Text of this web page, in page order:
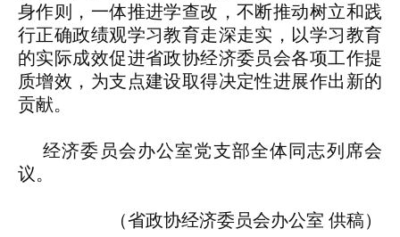
身作则，一体推进学查改，不断推动树立和践
行正确政绩观学习教育走深走实，以学习教育
的实际成效促进省政协经济委员会各项工作提
质增效，为支点建设取得决定性进展作出新的
贡献。
经济委员会办公室党支部全体同志列席会
议。
（省政协经济委员会办公室 供稿）